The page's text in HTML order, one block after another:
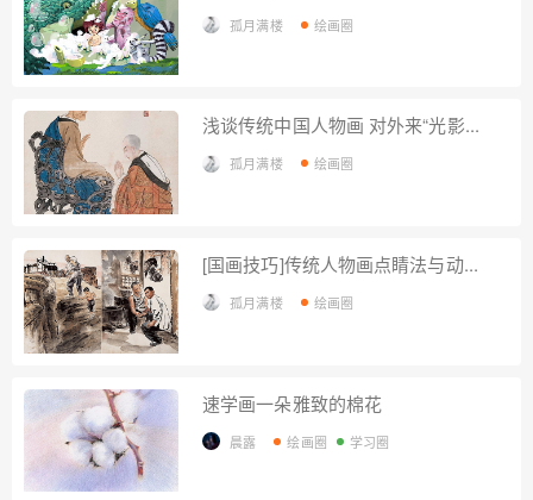
孤月满楼 绘画圈
浅谈传统中国人物画 对外来“光影...
孤月满楼 绘画圈
[国画技巧]传统人物画点睛法与动...
孤月满楼 绘画圈
速学画一朵雅致的棉花
晨露 绘画圈 学习圈